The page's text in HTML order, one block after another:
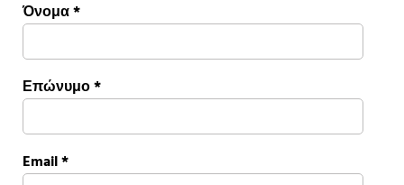
Όνομα*
Επώνυμο*
Email*